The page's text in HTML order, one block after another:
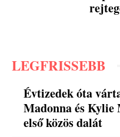
LEGFRISSEBB
Évtizedek óta
Madonna és Kylie
első közös dalát